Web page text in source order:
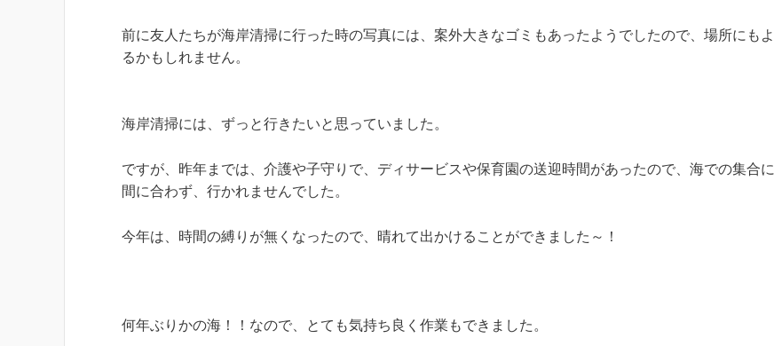
前に友人たちが海岸清掃に行った時の写真には、案外大きなゴミもあったようでしたので、場所にもよ
るかもしれません。
海岸清掃には、ずっと行きたいと思っていました。
ですが、昨年までは、介護や子守りで、ディサービスや保育園の送迎時間があったので、海での集合に
間に合わず、行かれませんでした。
今年は、時間の縛りが無くなったので、晴れて出かけることができました～！
何年ぶりかの海！！なので、とても気持ち良く作業もできました。